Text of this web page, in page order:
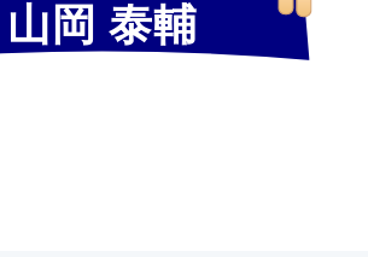
山岡 泰輔